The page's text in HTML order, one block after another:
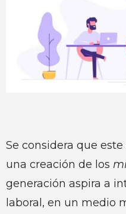
Se considera que
una creación de los
generación aspira a
laboral, en un medio